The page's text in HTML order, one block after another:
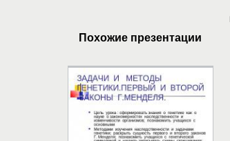
Похожие презентации